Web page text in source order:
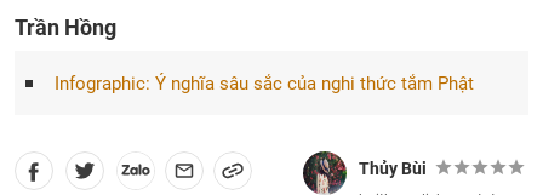
Trần Hồng
Infographic: Ý nghĩa sâu sắc của nghi thức tắm Phật
Thủy Bùi